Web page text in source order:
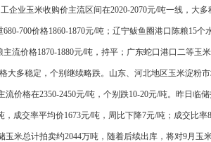
企业玉米收购价主流区间在2020-2070元/吨一线，大多
700价格1860-1870元/吨；辽宁鲅鱼圈港口陈粮15个
主流价格1870-1880元/吨，持平；广东蛇口港口二等玉
大多稳定，个别继续略跌。山东、河北地区玉米淀粉
价格在2350-2450元/吨，个别跌10-20元/吨。昨日临
成交率平均价1673元/吨，周比下降7元/吨；成交比率
米总计拍卖约2044万吨，随着后续出库，将对9月玉